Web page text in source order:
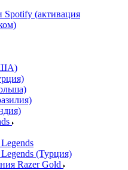
Spotify (активация
(Турция)
Razer Gold